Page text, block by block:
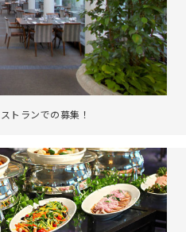
トランでの募集！